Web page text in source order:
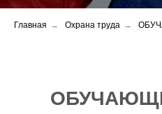
Главная → Охрана труда →